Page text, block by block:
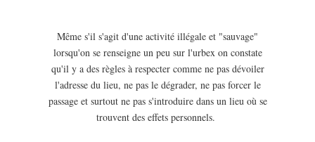
Même s'il s'agit d'une activité illégale et "sauvage"
lorsqu'on se renseigne un peu sur l'urbex on constate
qu'il y a des règles à respecter comme ne pas dévoiler
l'adresse du lieu, ne pas le dégrader, ne pas forcer le
passage et surtout ne pas s'introduire dans un lieu où se
trouvent des effets personnels.